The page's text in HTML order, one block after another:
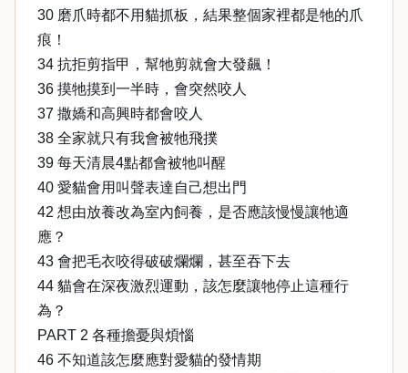
30 磨爪時都不用貓抓板，結果整個家裡都是牠的爪
痕！
34 抗拒剪指甲，幫牠剪就會大發飆！
36 摸牠摸到一半時，會突然咬人
37 撒嬌和高興時都會咬人
38 全家就只有我會被牠飛撲
39 每天清晨4點都會被牠叫醒
40 愛貓會用叫聲表達自己想出門
42 想由放養改為室內飼養，是否應該慢慢讓牠適
應？
43 會把毛衣咬得破破爛爛，甚至吞下去
44 貓會在深夜激烈運動，該怎麼讓牠停止這種行
為？
PART 2 各種擔憂與煩惱
46 不知道該怎麼應對愛貓的發情期